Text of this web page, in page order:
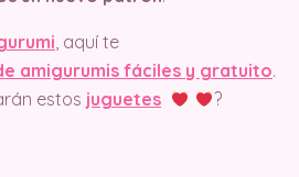
, aquí te
amigurumis fáciles y gratuito.
estos juguetes ?